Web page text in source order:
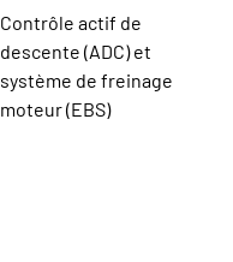
Contrôle actif de
descente (ADC) et
système de freinage
moteur (EBS)